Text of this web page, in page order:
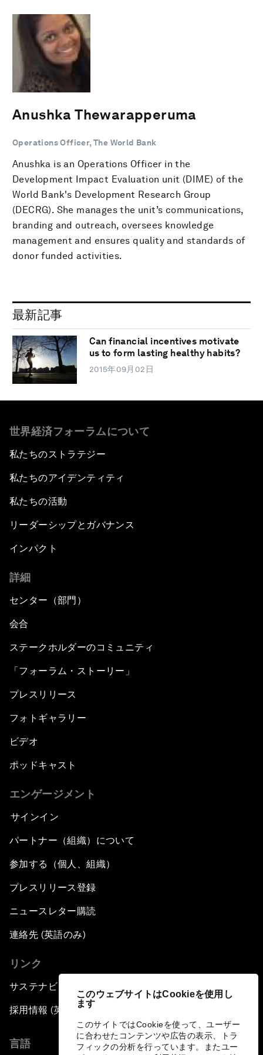
このウェブサイトはCookieを使用し
ます
このサイトではCookieを使って、ユーザー
に合わせたコンテンツや広告の表示、トラ
フィックの分析を行っています。またユー
Anushka Thewarapperuma
Operations Officer, The World Bank
Anushka is an Operations Officer in the
Development Impact Evaluation unit (DIME) of the
World Bank's Development Research Group
(DECRG). She manages the unit’s communications,
branding and outreach, oversees knowledge
management and ensures quality and standards of
donor funded activities.
最新記事
Can financial incentives motivate
us to form lasting healthy habits?
2015年09月02日
世界経済フォーラムについて
私たちのストラテジー
私たちのアイデンティティ
私たちの活動
リーダーシップとガバナンス
インパクト
詳細
センター（部門）
会合
ステークホルダーのコミュニティ
「フォーラム・ストーリー」
プレスリリース
フォトギャラリー
ビデオ
ポッドキャスト
エンゲージメント
サインイン
パートナー（組織）について
参加する（個人、組織）
プレスリリース登録
ニュースレター購読
連絡先 (英語のみ)
リンク
サステナビリティへの取り組み
採用情報 (英語のみ)
言語